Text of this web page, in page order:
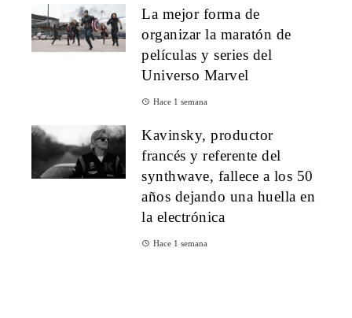
La mejor forma de
organizar la maratón de
películas y series del
Universo Marvel
Hace 1 semana
Kavinsky, productor
francés y referente del
synthwave, fallece a los 50
años dejando una huella en
la electrónica
Hace 1 semana